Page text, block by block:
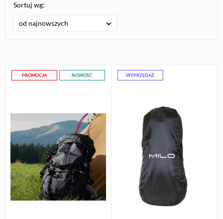
Sortuj wg:
od najnowszych
PROMOCJA NOWOŚĆ WYPRZEDAŻ